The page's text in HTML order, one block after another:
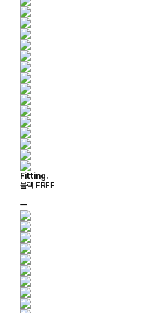
Fitting.
블랙 FREE
ㅡ